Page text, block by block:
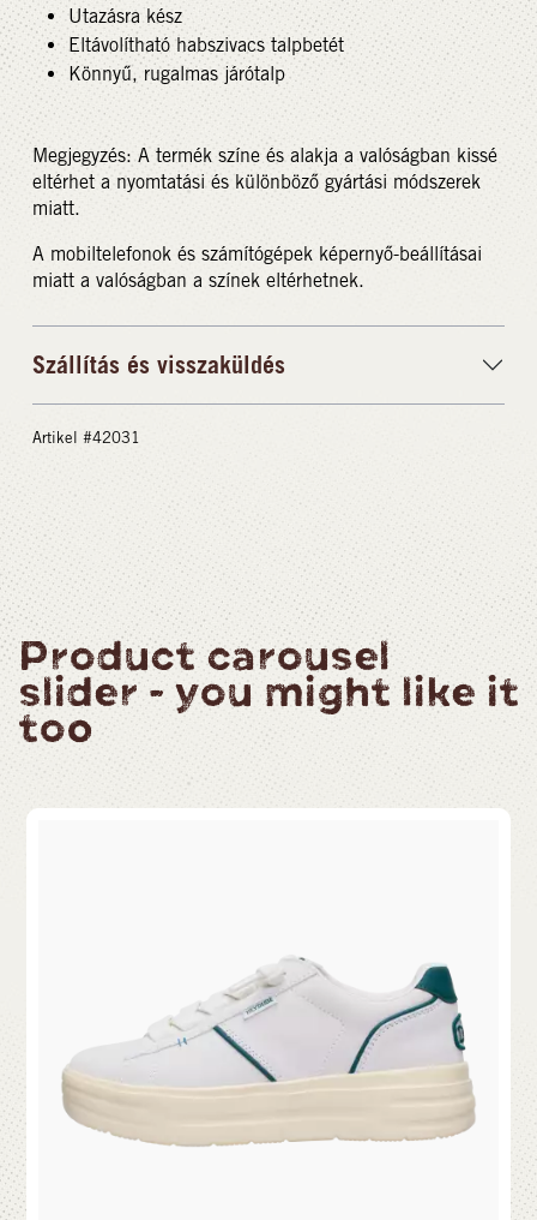
Utazásra kész
Eltávolítható habszivacs talpbetét
Könnyű, rugalmas járótalp
Megjegyzés: A termék színe és alakja a valóságban kissé
eltérhet a nyomtatási és különböző gyártási módszerek
miatt.
A mobiltelefonok és számítógépek képernyő-beállításai
miatt a valóságban a színek eltérhetnek.
Szállítás és visszaküldés
Artikel #42031
Product carousel
slider - you might like it
too